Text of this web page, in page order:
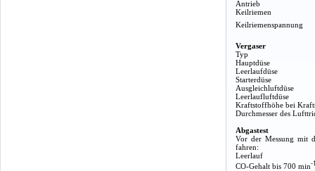
Antrieb
Keilriemen
Keilriemenspannung
Vergaser
Typ
Hauptdüse
Leerlaufdüse
Starterdüse
Ausgleichluftdüse
Leerlaufluftdüse
Kraftstoffhöhe bei
Durchmesser des
Abgastest
Vor der Messung mit
fahren:
Leerlauf
CO-Gehalt bis 700 min-